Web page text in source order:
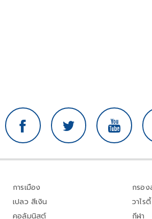
การเมือง
เปลว สีเงิน
คอลัมนิสต์
กรอ
วาไรตี้
กีฬา